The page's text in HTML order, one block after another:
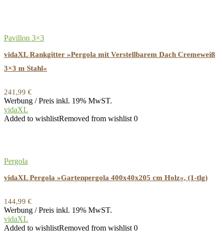
Pavillon 3×3
vidaXL Rankgitter »Pergola mit Verstellbarem Dach Cremeweiß
3×3 m Stahl«
241,99 €
Werbung / Preis inkl. 19% MwST.
vidaXL
Added to wishlistRemoved from wishlist 0
Pergola
vidaXL Pergola »Gartenpergola 400x40x205 cm Holz«, (1-tlg)
144,99 €
Werbung / Preis inkl. 19% MwST.
vidaXL
Added to wishlistRemoved from wishlist 0